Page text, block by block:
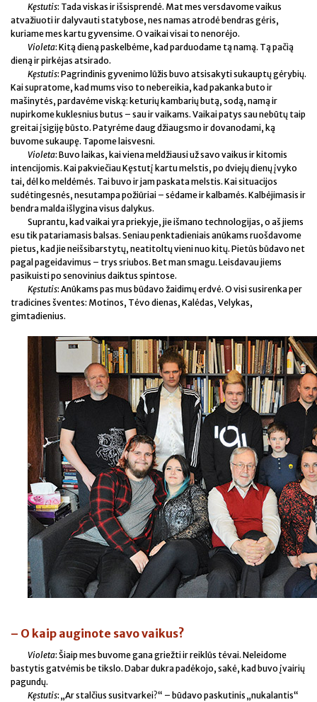
Kęstutis: Tada viskas ir išsisprendė. Mat mes versdavome vaikus
atvažiuoti ir dalyvauti statybose, nes namas atrodė bendras gėris,
kuriame mes kartu gyvensime. O vaikai visai to nenorėjo.
Violeta: Kitą dieną paskelbėme, kad parduodame tą namą. Tą pačią
dieną ir pirkėjas atsirado.
Kęstutis: Pagrindinis gyvenimo lūžis buvo atsisakyti sukauptų gėrybių.
Kai supratome, kad mums viso to nebereikia, kad pakanka buto ir
mašinytės, pardavėme viską: keturių kambarių butą, sodą, namą ir
nupirkome kuklesnius butus – sau ir vaikams. Vaikai patys sau nebūtų taip
greitai įsigiję būsto. Patyrėme daug džiaugsmo ir dovanodami, ką
buvome sukaupę. Tapome laisvesni.
Violeta: Buvo laikas, kai viena meldžiausi už savo vaikus ir kitomis
intencijomis. Kai pakviečiau Kęstutį kartu melstis, po dviejų dienų įvyko
tai, dėl ko meldėmės. Tai buvo ir jam paskata melstis. Kai situacijos
sudėtingesnės, nesutampa požiūriai – sėdame ir kalbamės. Kalbėjimasis ir
bendra malda išlygina visus dalykus.
Suprantu, kad vaikai yra priekyje, jie išmano technologijas, o aš jiems
esu tik patariamasis balsas. Seniau penktadieniais anūkams ruošdavome
pietus, kad jie neišsibarstytų, neatitoltų vieni nuo kitų. Pietūs būdavo net
pagal pageidavimus – trys sriubos. Bet man smagu. Leisdavau jiems
pasikuisti po senovinius daiktus spintose.
Kęstutis: Anūkams pas mus būdavo žaidimų erdvė. O visi susirenka per
tradicines šventes: Motinos, Tėvo dienas, Kalėdas, Velykas,
gimtadienius.
– O kaip auginote savo vaikus?
Violeta: Šiaip mes buvome gana griežti ir reiklūs tėvai. Neleidome
bastytis gatvėmis be tikslo. Dabar dukra padėkojo, sakė, kad buvo įvairių
pagundų.
Kęstutis: „Ar stalčius susitvarkei?“ – būdavo paskutinis „nukalantis“